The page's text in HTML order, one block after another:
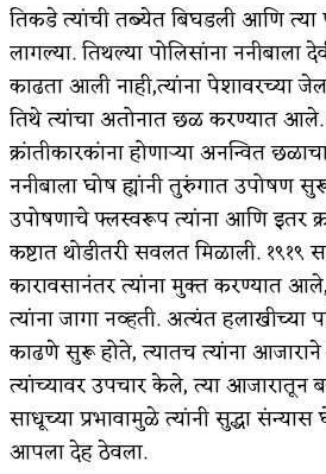
तिकडे त्यांची तब्येत बिघडली आणि त्या
लागल्या. तिथल्या पोलिसांना ननीबाला
काढता आली नाही,त्यांना पेशावरच्या
तिथे त्यांचा अतोनात छळ करण्यात
क्रांतीकारकांना होणाऱ्या अनन्वित
ननीबाला घोष ह्यांनी तुरुंगात उपोषण
उपोषणाचे फ्लस्वरूप त्यांना आणि इतर
कष्टात थोडीतरी सवलत मिळाली. १९१९
कारावसानंतर त्यांना मुक्त करण्यात
त्यांना जागा नव्हती. अत्यंत हलाखीच्या
काढणे सुरू होते, त्यातच त्यांना
त्यांच्यावर उपचार केले, त्या आजारातून
साधूच्या प्रभावामुळे त्यांनी सुद्धा
आपला देह ठेवला.